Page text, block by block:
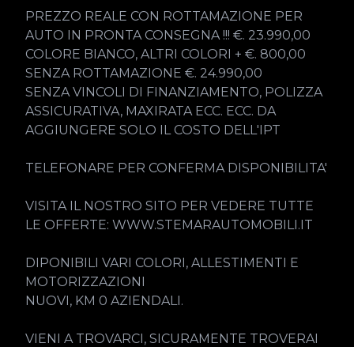
PREZZO REALE CON ROTTAMAZIONE PER
AUTO IN PRONTA CONSEGNA !!! €. 23.990,00
COLORE BIANCO, ALTRI COLORI + €. 800,00
SENZA ROTTAMAZIONE €. 24.990,00
SENZA VINCOLI DI FINANZIAMENTO, POLIZZA
ASSICURATIVA, MAXIRATA ECC. ECC. DA
AGGIUNGERE SOLO IL COSTO DELL'IPT
TELEFONARE PER CONFERMA DISPONIBILITA'
VISITA IL NOSTRO SITO PER VEDERE TUTTE
LE OFFERTE: WWW.STEMARAUTOMOBILI.IT
DIPONIBILI VARI COLORI, ALLESTIMENTI E
MOTORIZZAZIONI
NUOVI, KM 0 AZIENDALI.
VIENI A TROVARCI, SICURAMENTE TROVERAI